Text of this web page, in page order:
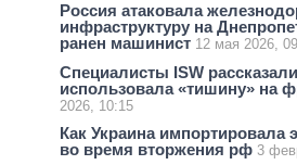
Россия атаковала
инфраструктуру на
ранен машинист 12 мая 2026,
Специалисты ISW
использовала «тишину» на
2026, 10:15
Как Украина импортировала
во время вторжения рф 3